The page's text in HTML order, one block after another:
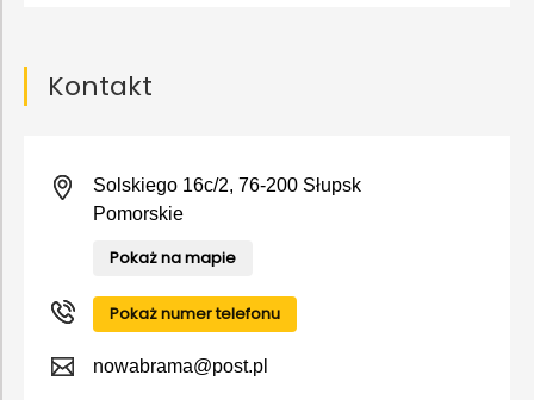
Kontakt
Solskiego 16c/2, 76-200 Słupsk
Pomorskie
Pokaż na mapie
Pokaż numer telefonu
nowabrama@post.pl